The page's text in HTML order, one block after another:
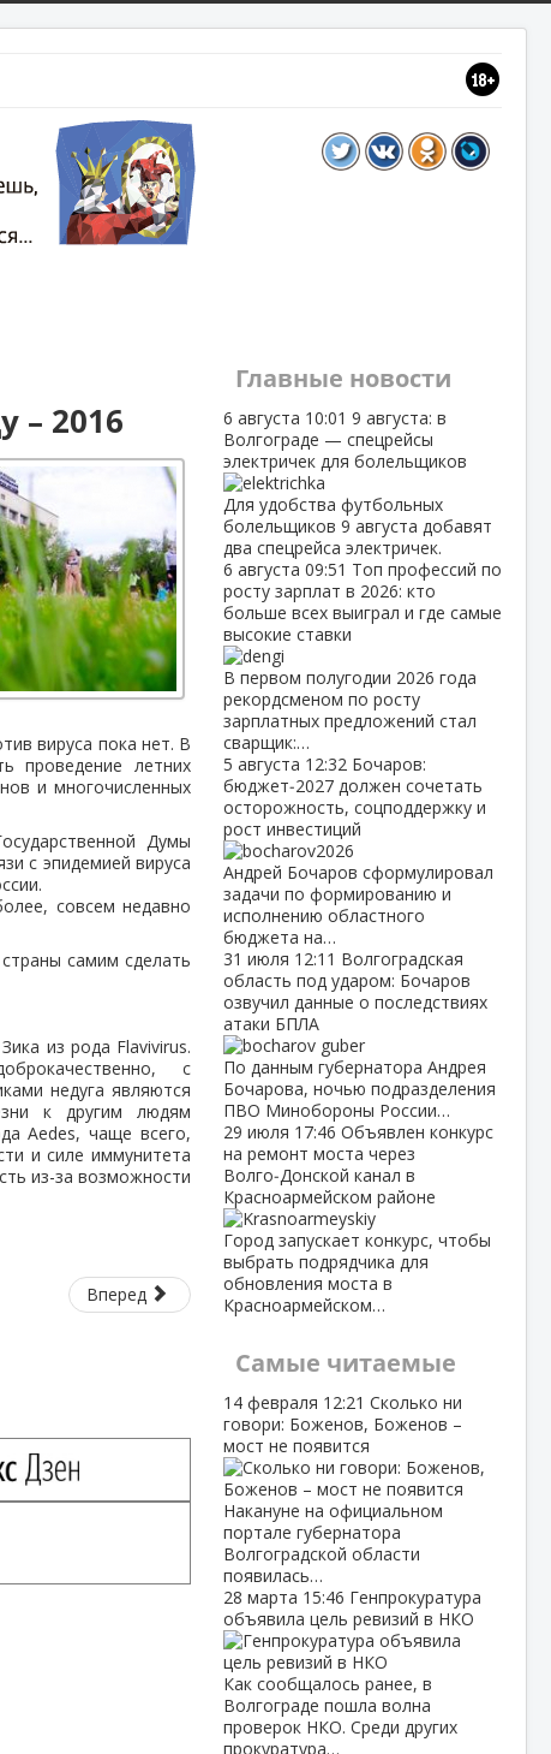
– 2016
вируса пока нет. В
проведение летних
и многочисленных
Думы
с эпидемией вируса
совсем недавно
самим сделать
из рода Flavivirus.
с
недуга являются
к другим людям
Aedes, чаще всего,
и силе иммунитета
из-за возможности
Вперед
Главные новости
6 августа 10:01 9 августа: в
Волгограде — спецрейсы
электричек для болельщиков
Для удобства футбольных
болельщиков 9 августа добавят
два спецрейса электричек.
6 августа 09:51 Топ профессий по
росту зарплат в 2026: кто
больше всех выиграл и где самые
высокие ставки
В первом полугодии 2026 года
рекордсменом по росту
зарплатных предложений стал
сварщик:…
5 августа 12:32 Бочаров:
бюджет‑2027 должен сочетать
осторожность, соцподдержку и
рост инвестиций
Андрей Бочаров сформулировал
задачи по формированию и
исполнению областного
бюджета на…
31 июля 12:11 Волгоградская
область под ударом: Бочаров
озвучил данные о последствиях
атаки БПЛА
По данным губернатора Андрея
Бочарова, ночью подразделения
ПВО Минобороны России…
29 июля 17:46 Объявлен конкурс
на ремонт моста через
Волго‑Донской канал в
Красноармейском районе
Город запускает конкурс, чтобы
выбрать подрядчика для
обновления моста в
Красноармейском…
Самые читаемые
14 февраля 12:21 Сколько ни
говори: Боженов, Боженов –
мост не появится
Накануне на официальном
портале губернатора
Волгоградской области
появилась…
28 марта 15:46 Генпрокуратура
объявила цель ревизий в НКО
Как сообщалось ранее, в
Волгограде пошла волна
проверок НКО. Среди других
прокуратура…